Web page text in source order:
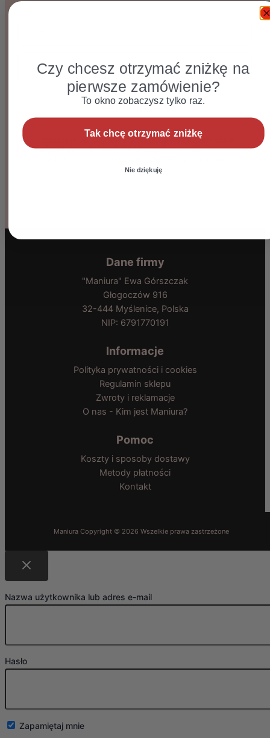
Zapisuję się
Dołączając do listy wyrażasz zgodę na otrzymywanie
Dołączając do listy wyrażam zgodę na otrzymywanie
bezpłatnych informacji handlowych w formie
Dane firmy
"Maniura" Ewa Górszczak
Głogoczów 916
32-444 Myślenice, Polska
NIP: 6791770191
Informacje
Polityka prywatności i cookies
Regulamin sklepu
Zwroty i reklamacje
O nas - Kim jest Maniura?
Pomoc
Koszty i sposoby dostawy
Metody płatności
Kontakt
Nazwa użytkownika lub adres e-mail
Hasło
Zapamiętaj mnie
Czy chcesz otrzymać zniżkę na
pierwsze zamówienie?
To okno zobaczysz tylko raz.
Tak chcę otrzymać zniżkę
Nie dziękuję